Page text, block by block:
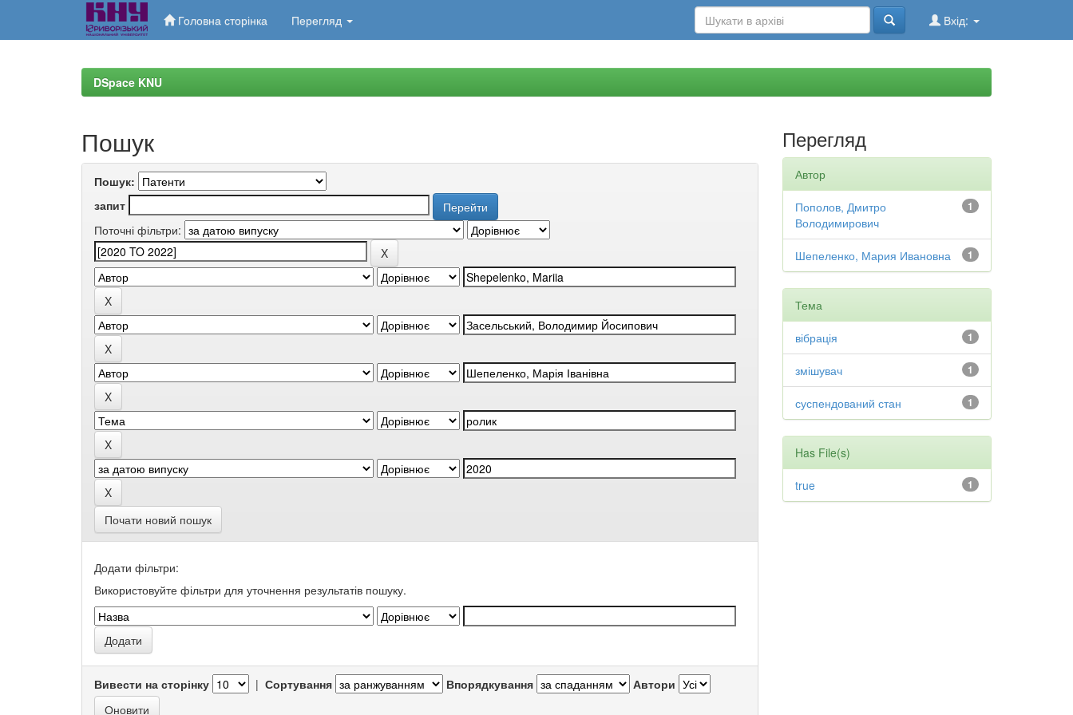
Головна сторінка Перегляд Вхід:
DSpace KNU
Пошук
Пошук:
запит
Поточні фільтри:
Почати новий пошук
Додати фільтри:
Використовуйте фільтри для уточнення результатів пошуку.
Вивести на сторінку | Сортування Впорядкування Автори
Перегляд
Автор
1
Пополов, Дмитро
Володимирович
1
Шепеленко, Мария Ивановна
Тема
1
вібрація
1
змішувач
1
суспендований стан
Has File(s)
1
true